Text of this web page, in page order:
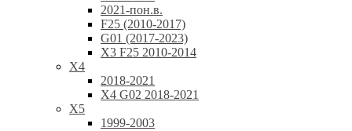
2021-пон.в.
F25 (2010-2017)
G01 (2017-2023)
X3 F25 2010-2014
X4
2018-2021
X4 G02 2018-2021
X5
1999-2003